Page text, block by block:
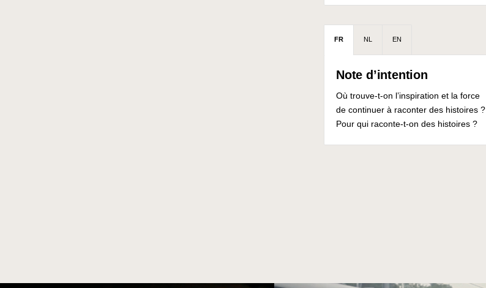
FR NL EN
Note d’intention
Où trouve-t-on l’inspiration et la force
de continuer à raconter des histoires ?
Pour qui raconte-t-on des histoires ?